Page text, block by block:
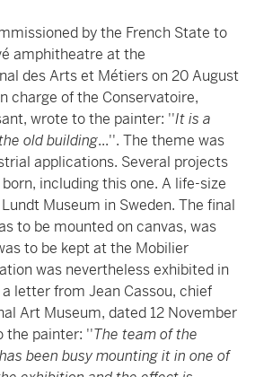
by the French State to
amphitheatre at the
des Arts et Métiers on 20 August
charge of the Conservatoire,
wrote to the painter: ''It is a
old building...''. The theme was
applications. Several projects
including this one. A life-size
Museum in Sweden. The final
to be mounted on canvas, was
to be kept at the Mobilier
was nevertheless exhibited in
letter from Jean Cassou, chief
Art Museum, dated 12 November
the painter: ''The team of the
been busy mounting it in one of